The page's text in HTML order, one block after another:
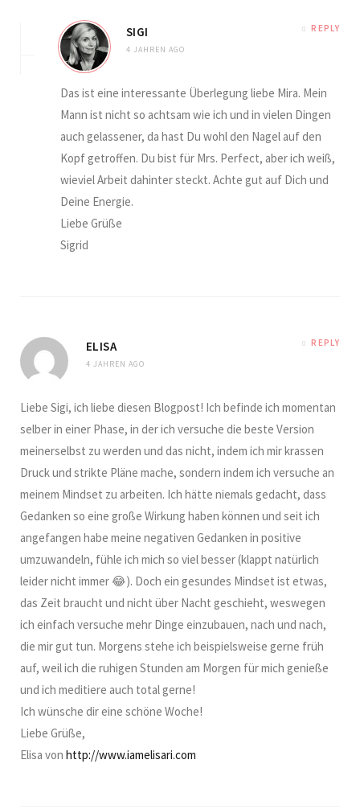
SIGI
4 JAHREN AGO
REPLY
Das ist eine interessante Überlegung liebe Mira. Mein
Mann ist nicht so achtsam wie ich und in vielen Dingen
auch gelassener, da hast Du wohl den Nagel auf den
Kopf getroffen. Du bist für Mrs. Perfect, aber ich weiß,
wieviel Arbeit dahinter steckt. Achte gut auf Dich und
Deine Energie.
Liebe Grüße
Sigrid
ELISA
4 JAHREN AGO
REPLY
Liebe Sigi, ich liebe diesen Blogpost! Ich befinde ich momentan
selber in einer Phase, in der ich versuche die beste Version
meinerselbst zu werden und das nicht, indem ich mir krassen
Druck und strikte Pläne mache, sondern indem ich versuche an
meinem Mindset zu arbeiten. Ich hätte niemals gedacht, dass
Gedanken so eine große Wirkung haben können und seit ich
angefangen habe meine negativen Gedanken in positive
umzuwandeln, fühle ich mich so viel besser (klappt natürlich
leider nicht immer 😂). Doch ein gesundes Mindset ist etwas,
das Zeit braucht und nicht über Nacht geschieht, weswegen
ich einfach versuche mehr Dinge einzubauen, nach und nach,
die mir gut tun. Morgens stehe ich beispielsweise gerne früh
auf, weil ich die ruhigen Stunden am Morgen für mich genieße
und ich meditiere auch total gerne!
Ich wünsche dir eine schöne Woche!
Liebe Grüße,
Elisa von http://www.iamelisari.com